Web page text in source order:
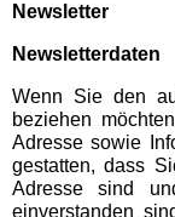
Newsletter
Newsletterdaten
Wenn Sie den
beziehen
Adresse sowie
gestatten, dass
Adresse sind
einverstanden